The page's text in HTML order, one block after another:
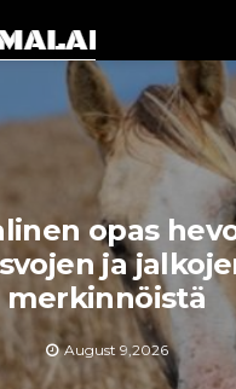
opas
ja
merkinnöistä
August 9,2026